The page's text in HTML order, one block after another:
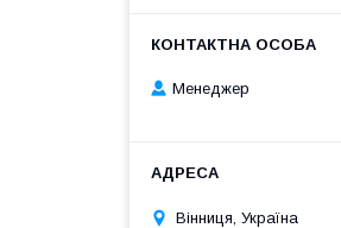
Менеджер
Вінниця, Україна